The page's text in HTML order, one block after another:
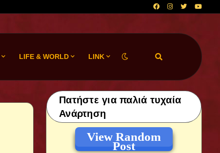
LIFE & WORLD LINK
Πατήστε για παλιά τυχαία
Ανάρτηση
View Random
Post